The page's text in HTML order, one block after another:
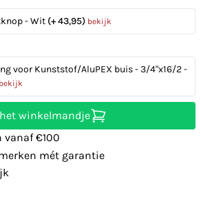
- Wit (+ 43,95) bekijk
voor Kunststof/AluPEX buis - 3/4"x16/2 -
bekijk
winkelmandje
vanaf €100
mét garantie